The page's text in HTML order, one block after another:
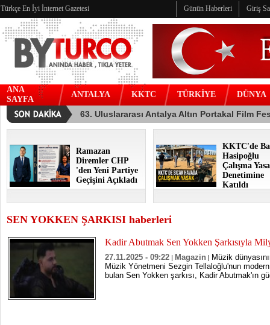
Türkçe En İyi İnternet Gazetesi Günün Haberleri Giriş
ANA
SAYFA
ANTALYA KKTC TÜRKİYE DÜNYA
Ramazan
Diremler CHP
'den Yeni Partiye
Geçişini Açıkladı
KKTC'de
Hasipoğlu
Çalışma
Denetimine
Katıldı
SEN YOKKEN ŞARKISI haberleri
Kadir Abutmak Sen Yokken Şarkısıyla
27.11.2025 - 09:22 | Magazin | Müzik
Müzik Yönetmeni Sezgin Tellaloğlu'nun
bulan Sen Yokken şarkısı, Kadir Abutmak'ın